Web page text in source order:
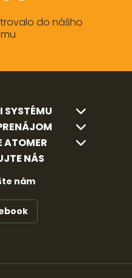
do nášho
SYSTÉMU
ATOMER
NÁS
nám